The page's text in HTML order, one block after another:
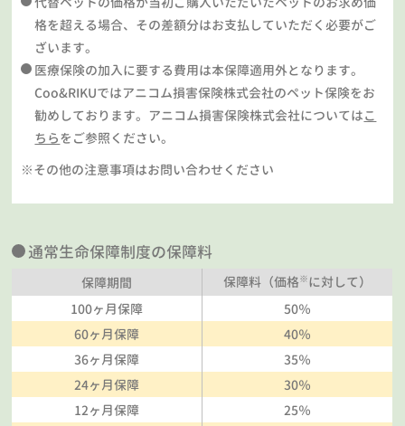
格を超える場合、その差額分はお支払していただく必要がご
ざいます。
医療保険の加入に要する費用は本保障適用外となります。
Coo&RIKUではアニコム損害保険株式会社のペット保険をお
勧めしております。アニコム損害保険株式会社についてはこ
ちらをご参照ください。
※その他の注意事項はお問い合わせください
通常生命保障制度の保障料
保障期間 保障料（価格※に対して）
100ヶ月保障
50％
60ヶ月保障
40％
36ヶ月保障
35％
24ヶ月保障
30％
12ヶ月保障
25％